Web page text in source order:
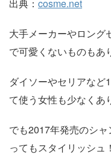
出典： cosme.net
大手メーカーやロング
で可愛くないものもあ
ダイソーやセリアなど
て使う女性も少なくあ
でも2017年発売のシ
ってもスタイリッシュ！